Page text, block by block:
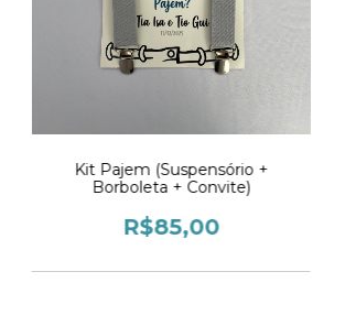
Kit Pajem (Suspensório +
Borboleta + Convite)
R$85,00